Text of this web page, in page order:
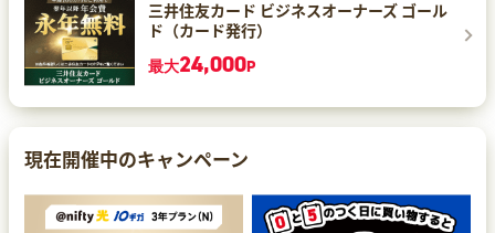
三井住友カード ビジネスオーナーズ ゴール
ド（カード発行）
最大24,000P
現在開催中のキャンペーン